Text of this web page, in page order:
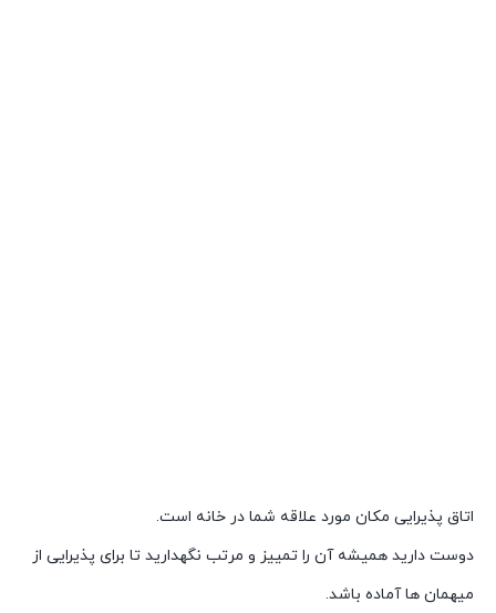
اتاق پذیرایی مکان مورد علاقه شما در خانه است.
دوست دارید همیشه آن را تمییز و مرتب نگهدارید تا برای پذیرایی از
میهمان ها آماده باشد.